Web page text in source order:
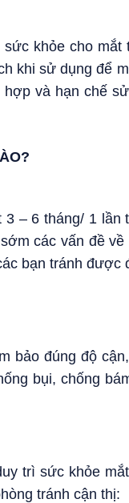
khỏe cho mắt
khi sử dụng để
và hạn chế
– 6 tháng/ 1 lần
các vấn đề
bạn tránh được
bảo đúng độ
bụi, chống
trì sức khỏe
tránh cận thị: